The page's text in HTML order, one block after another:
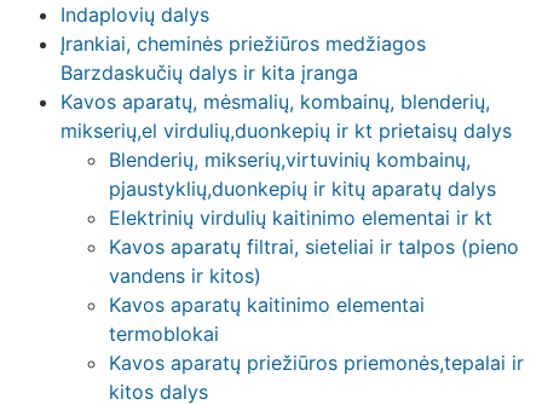
Indaplovių dalys
Įrankiai, cheminės priežiūros medžiagos
Barzdaskučių dalys ir kita įranga
Kavos aparatų, mėsmalių, kombainų, blenderių,
mikserių,el virdulių,duonkepių ir kt prietaisų dalys
Blenderių, mikserių,virtuvinių kombainų,
pjaustyklių,duonkepių ir kitų aparatų dalys
Elektrinių virdulių kaitinimo elementai ir kt
Kavos aparatų filtrai, sieteliai ir talpos (pieno
vandens ir kitos)
Kavos aparatų kaitinimo elementai
termoblokai
Kavos aparatų priežiūros priemonės,tepalai ir
kitos dalys